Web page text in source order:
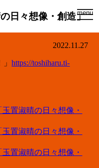
menu
日々想像・創造」
2022.11.27
」https://toshiharu.ti-
置淑晴の日々想像・
置淑晴の日々想像・
置淑晴の日々想像・